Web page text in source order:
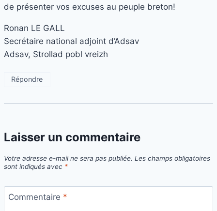
de présenter vos excuses au peuple breton!
Ronan LE GALL
Secrétaire national adjoint d’Adsav
Adsav, Strollad pobl vreizh
Répondre
Laisser un commentaire
Votre adresse e-mail ne sera pas publiée. Les champs obligatoires
sont indiqués avec *
Commentaire *